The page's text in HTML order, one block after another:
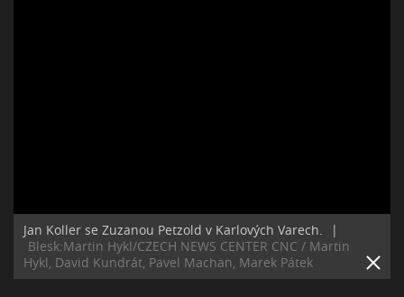
Jan Koller se Zuzanou Petzold v Karlových Varech.
|
Blesk:Martin Hykl/CZECH NEWS CENTER CNC / Martin
Hykl, David Kundrát, Pavel Machan, Marek Pátek